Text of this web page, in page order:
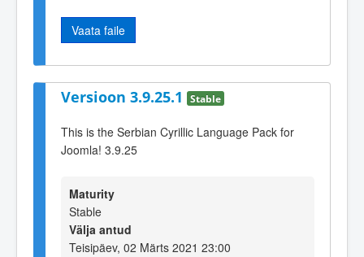
Vaata faile
Versioon 3.9.25.1 Stable
This is the Serbian Cyrillic Language Pack for
Joomla! 3.9.25
Maturity
Stable
Välja antud
Teisipäev, 02 Märts 2021 23:00